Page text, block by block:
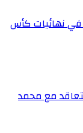
نهائيات كأس
مع محمد